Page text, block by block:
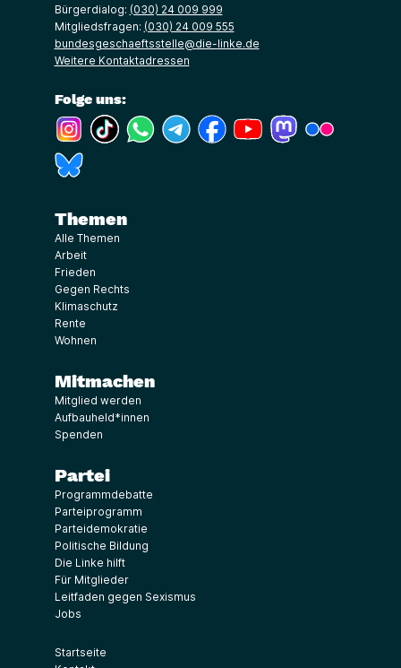
Bürgerdialog: (030) 24 009 999
Mitgliedsfragen: (030) 24 009 555
bundesgeschaeftsstelle@die-linke.de
Weitere Kontaktadressen
Folge uns:
(Link öffnet ein neues Fenster)
(Link öffnet ein neues Fenster)
(Link öffnet ein neues Fenster)
(Link öffnet ein neues Fenster)
(Link öffnet ein neues Fenster)
(Link öffnet ein neues
(Link öffnet ein
Themen
Alle Themen
Arbeit
Frieden
Gegen Rechts
Klimaschutz
Rente
Wohnen
Mitmachen
Mitglied werden
Aufbauheld*innen
Spenden
Partei
Programmdebatte
Parteiprogramm
Parteidemokratie
Politische Bildung
Die Linke hilft
Für Mitglieder
Leitfaden gegen Sexismus
Jobs
Startseite